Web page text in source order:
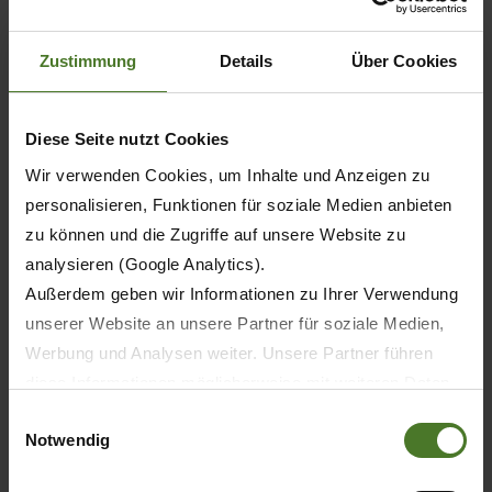
Zustimmung Details Über Cookies
Diese Seite nutzt Cookies
Wir verwenden Cookies, um Inhalte und Anzeigen zu
personalisieren, Funktionen für soziale Medien anbieten
zu können und die Zugriffe auf unsere Website zu
analysieren (Google Analytics).
Außerdem geben wir Informationen zu Ihrer Verwendung
unserer Website an unsere Partner für soziale Medien,
Werbung und Analysen weiter. Unsere Partner führen
sie im Rahmen Ihrer Nutzung der Dienste gesammelt
Notwendig
5
4,20